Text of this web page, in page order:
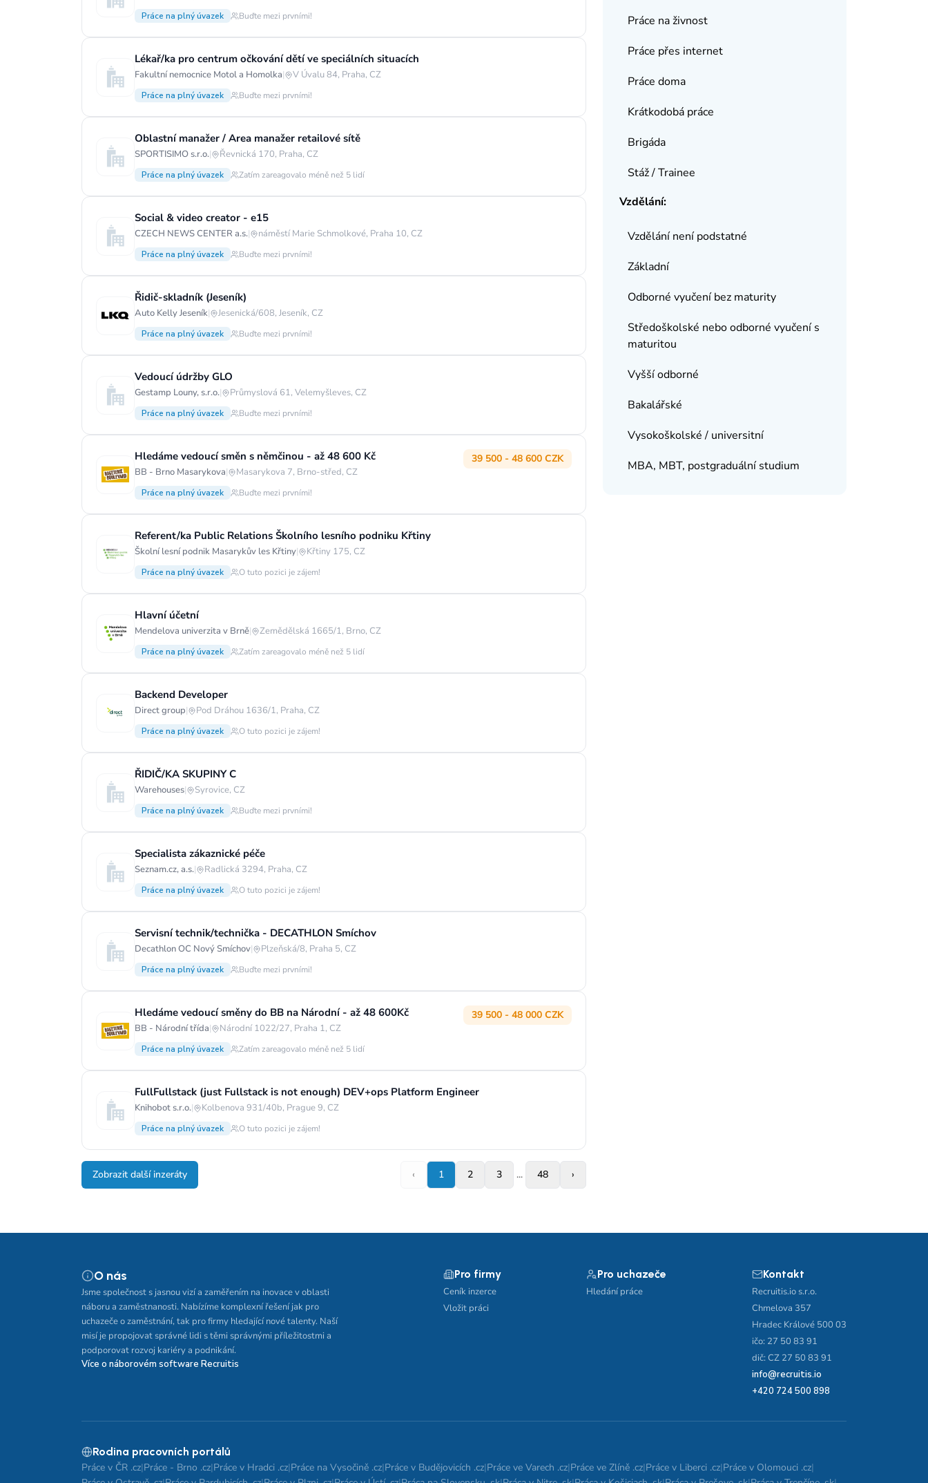
Práce na plný úvazek Buďte mezi prvními!
Lékař/ka pro centrum očkování dětí ve speciálních situacích
Fakultní nemocnice Motol a Homolka| V Úvalu 84, Praha, CZ
Práce na plný úvazek Buďte mezi prvními!
Oblastní manažer / Area manažer retailové sítě
SPORTISIMO s.r.o.| Řevnická 170, Praha, CZ
Práce na plný úvazek Zatím zareagovalo méně než 5 lidí
Social & video creator - e15
CZECH NEWS CENTER a.s.| náměstí Marie Schmolkové, Praha 10, CZ
Práce na plný úvazek Buďte mezi prvními!
Řidič-skladník (Jeseník)
Auto Kelly Jeseník| Jesenická/608, Jeseník, CZ
Práce na plný úvazek Buďte mezi prvními!
Vedoucí údržby GLO
Gestamp Louny, s.r.o.| Průmyslová 61, Velemyšleves, CZ
Práce na plný úvazek Buďte mezi prvními!
Hledáme vedoucí směn s němčinou - až 48 600 Kč
BB - Brno Masarykova| Masarykova 7, Brno-střed, CZ
39 500 - 48 600 CZK
Práce na plný úvazek Buďte mezi prvními!
Referent/ka Public Relations Školního lesního podniku Křtiny
Školní lesní podnik Masarykův les Křtiny| Křtiny 175, CZ
Práce na plný úvazek O tuto pozici je zájem!
Hlavní účetní
Mendelova univerzita v Brně| Zemědělská 1665/1, Brno, CZ
Práce na plný úvazek Zatím zareagovalo méně než 5 lidí
Backend Developer
Direct group| Pod Dráhou 1636/1, Praha, CZ
Práce na plný úvazek O tuto pozici je zájem!
ŘIDIČ/KA SKUPINY C
Warehouses| Syrovice, CZ
Práce na plný úvazek Buďte mezi prvními!
Specialista zákaznické péče
Seznam.cz, a.s.| Radlická 3294, Praha, CZ
Práce na plný úvazek O tuto pozici je zájem!
Servisní technik/technička - DECATHLON Smíchov
Decathlon OC Nový Smíchov| Plzeňská/8, Praha 5, CZ
Práce na plný úvazek Buďte mezi prvními!
Hledáme vedoucí směny do BB na Národní - až 48 600Kč
BB - Národní třída| Národní 1022/27, Praha 1, CZ
39 500 - 48 000 CZK
Práce na plný úvazek Zatím zareagovalo méně než 5 lidí
FullFullstack (just Fullstack is not enough) DEV+ops Platform Engineer
Knihobot s.r.o.| Kolbenova 931/40b, Prague 9, CZ
Práce na plný úvazek O tuto pozici je zájem!
Zobrazit další inzeráty ‹ 1 2 3 ... 48 ›
Práce na živnost
Práce přes internet
Práce doma
Krátkodobá práce
Brigáda
Stáž / Trainee
Vzdělání:
Vzdělání není podstatné
Základní
Odborné vyučení bez maturity
Středoškolské nebo odborné vyučení s
maturitou
Vyšší odborné
Bakalářské
Vysokoškolské / universitní
MBA, MBT, postgraduální studium
O nás
Jsme společnost s jasnou vizí a zaměřením na inovace v oblasti
náboru a zaměstnanosti. Nabízíme komplexní řešení jak pro
uchazeče o zaměstnání, tak pro firmy hledající nové talenty. Naší
misí je propojovat správné lidi s těmi správnými příležitostmi a
podporovat rozvoj kariéry a podnikání.
Více o náborovém software Recruitis
Pro firmy
Ceník inzerce
Vložit práci
Pro uchazeče
Hledání práce
Kontakt
Recruitis.io s.r.o.
Chmelova 357
Hradec Králové 500 03
ičo: 27 50 83 91
dič: CZ 27 50 83 91
info@recruitis.io
+420 724 500 898
Rodina pracovních portálů
Práce v ČR .cz|Práce - Brno .cz|Práce v Hradci .cz|Práce na Vysočině .cz|Práce v Budějovicích .cz|Práce ve Varech .cz|Práce ve Zlíně .cz|Práce v Liberci .cz|Práce v Olomouci .cz|